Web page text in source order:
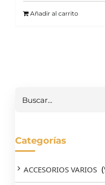
Añadir al carrito
Categorías
ACCESORIOS VARIOS